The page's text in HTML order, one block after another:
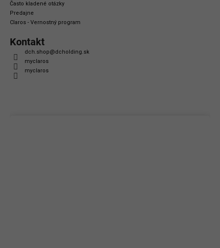
Často kladené otázky
Predajne
Claros - Vernostný program
Kontakt
dch.shop@dcholding.sk
myclaros
myclaros